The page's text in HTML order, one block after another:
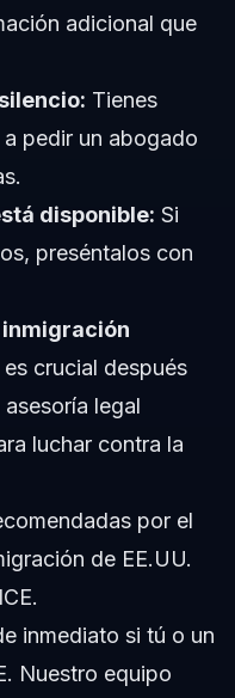
adicional que
Tienes
pedir un abogado
disponible: Si
preséntalos con
inmigración
es crucial después
legal
luchar contra la
por el
de EE.UU.
inmediato si tú o un
Nuestro equipo